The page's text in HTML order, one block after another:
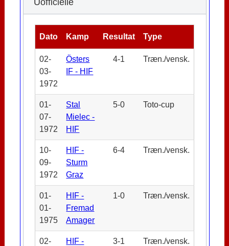
Dato Kamp Resultat Type
02-
03-
1972
Östers
IF - HIF
4-1 Træn./vensk.
01-
07-
1972
Stal
Mielec -
HIF
5-0 Toto-cup
10-
09-
1972
HIF -
Sturm
Graz
6-4 Træn./vensk.
01-
01-
1975
HIF -
Fremad
Amager
1-0 Træn./vensk.
02-
HIF -
3-1 Træn./vensk.